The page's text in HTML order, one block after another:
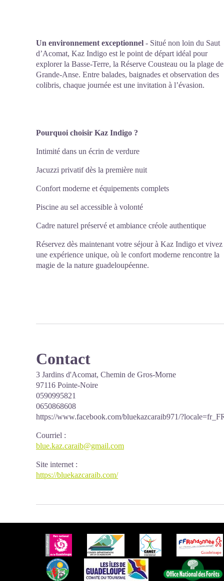
Un environnement exceptionnel - Situé non loin du Saut
d’Acomat, Kaz Indigo est le point de départ idéal pour
explorer la Basse-Terre, la Réserve Cousteau ou la plage de
Grande-Anse. Entre balades, baignades et observation des
colibris, chaque journée est une invitation à l’évasion.
Pourquoi choisir Kaz Indigo ?
Intimité dans un écrin de verdure
Jacuzzi privatif dès la première nuit
Confort moderne et équipements complets
Piscine au sel accessible à volonté
Cadre naturel préservé et ambiance créole authentique
Réservez dès maintenant votre séjour à Kaz Indigo et vivez
une expérience unique, où le confort moderne rencontre la
magie de la nature guadeloupéenne.
Contact
3 Jardins d'Acomat, Chemin de Gros-Morne
97116 Pointe-Noire
0590995821
0650868608
https://www.facebook.com/bluekazcaraib971/
Courriel :
blue.kaz.caraib@gmail.com
Site internet :
https://bluekazcaraib.com/